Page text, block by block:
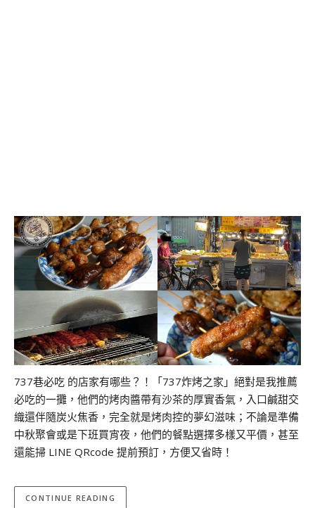
737巷必吃 的店家有哪些？！「737炸烤之家」絕對是我推薦
必吃的一攤，他們的烤肉醬帶有沙茶的厚實香氣，入口鹹甜交
織還伴隨炭火焦香，完全就是烤肉控的夢幻滋味；不論是準備
中秋聚會或是下班買宵夜，他們的餐點選擇多樣又平價，甚至
還能掃 LINE QRcode 提前預訂，方便又省時！
CONTINUE READING